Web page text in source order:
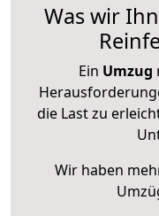
Was wir
Ein Umzug
die Last zu
Wir haben